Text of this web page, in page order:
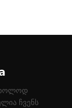
ჩვენს